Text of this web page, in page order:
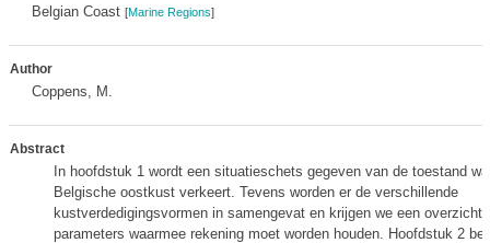
Belgian Coast [Marine Regions]
Author
Coppens, M.
Abstract
In hoofdstuk 1 wordt een situatieschets gegeven van de toestand
Belgische oostkust verkeert. Tevens worden er de verschillende
kustverdedigingsvormen in samengevat en krijgen we een overzicht
parameters waarmee rekening moet worden houden. Hoofdstuk 2